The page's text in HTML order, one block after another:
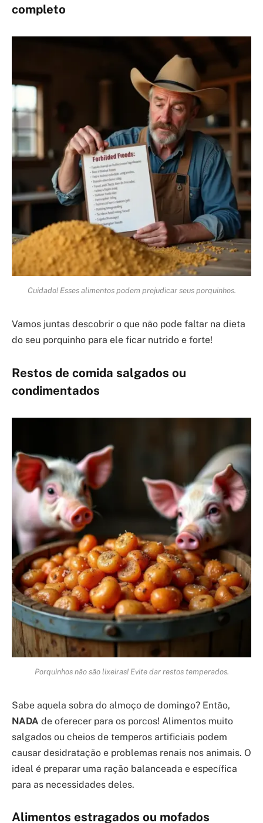
completo
Cuidado! Esses alimentos podem prejudicar seus porquinhos.
Vamos juntas descobrir o que não pode faltar na dieta
do seu porquinho para ele ficar nutrido e forte!
Restos de comida salgados ou
condimentados
Porquinhos não são lixeiras! Evite dar restos temperados.
Sabe aquela sobra do almoço de domingo? Então,
NADA de oferecer para os porcos! Alimentos muito
salgados ou cheios de temperos artificiais podem
causar desidratação e problemas renais nos animais. O
ideal é preparar uma ração balanceada e específica
para as necessidades deles.
Alimentos estragados ou mofados